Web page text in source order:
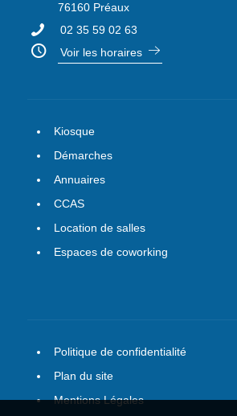
76160 Préaux
02 35 59 02 63
Voir les horaires
Kiosque
Démarches
Annuaires
CCAS
Location de salles
Espaces de coworking
Politique de confidentialité
Plan du site
Mentions Légales